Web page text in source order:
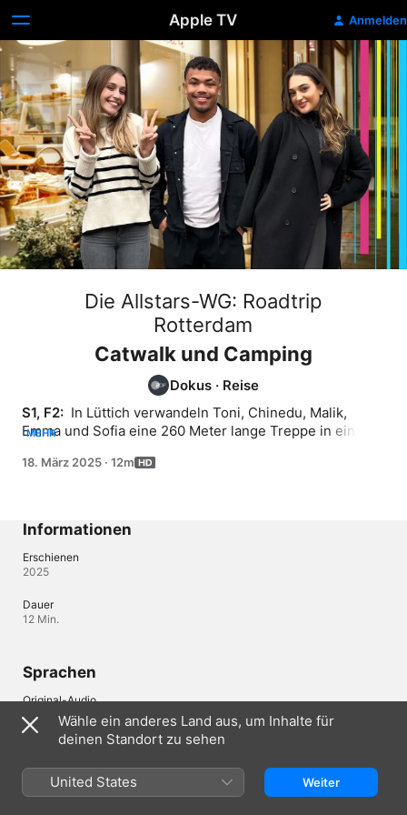
Apple TV Anmelden
Die Allstars-WG: Roadtrip
Rotterdam
Catwalk und Camping
Dokus · Reise
S1, F2: In Lüttich verwandeln Toni, Chinedu, Malik,
Emma und Sofia eine 260 Meter lange Treppe in einen
über die belgische Stadt.
MEHR
18. März 2025 · 12m
Informationen
Erschienen
2025
Dauer
12 Min.
Sprachen
Original-Audio
DeutschWähle ein anderes Land aus, um Inhalte für
deinen Standort zu sehen
United States Weiter